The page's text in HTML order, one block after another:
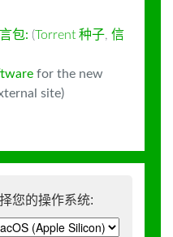
包: (Torrent 种子, 信
for the new
site)
您的操作系统: